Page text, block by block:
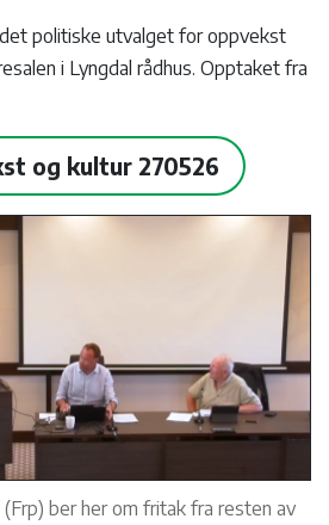
politiske utvalget for oppvekst
i Lyngdal rådhus. Opptaket fra
og kultur 270526
ber her om fritak fra resten av